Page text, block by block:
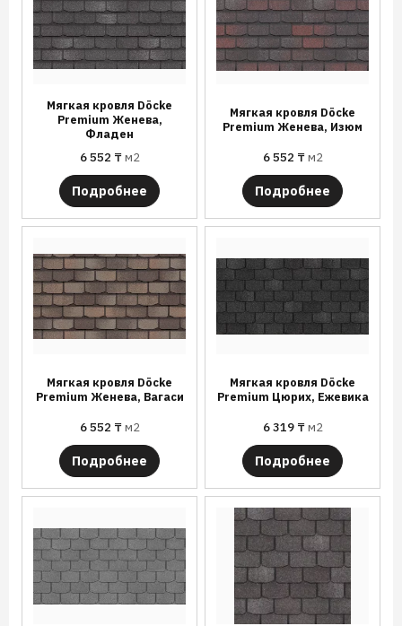
Мягкая кровля Döcke
Premium Женева,
Фладен
6 552 ₸м2
Подробнее
Мягкая кровля Döcke
Premium Женева, Изюм
6 552 ₸м2
Подробнее
Мягкая кровля Döcke
Premium Женева, Вагаси
6 552 ₸м2
Подробнее
Мягкая кровля Döcke
Premium Цюрих, Ежевика
6 319 ₸м2
Подробнее